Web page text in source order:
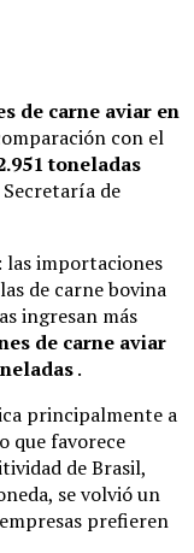
de carne aviar en
con el
toneladas
de
importaciones
de carne bovina
ingresan más
de carne aviar
.
principalmente a
que favorece
de Brasil,
se volvió un
prefieren